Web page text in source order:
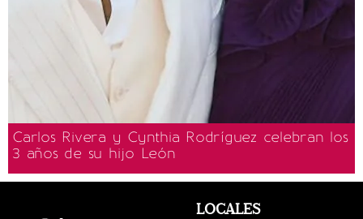
Carlos Rivera y Cynthia Rodríguez celebran los
3 años de su hijo León
LOCALES